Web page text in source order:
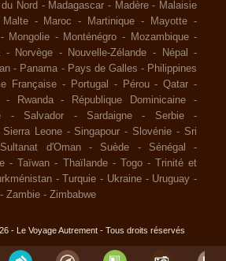
Nord - Madagascar - Madère - Malaisie
Malte - Maroc - Martinique - Mayotte -
- Mongolie - Monténégro - Mozambique -
- Norvège - Nouvelle-Zélande - Népal
-
- Panama - Pays de Galles - Philippines
Française - Portugal - Pérou -Qatar -
- Rwanda - République Dominicaine
-
- Salvador - Sardaigne - Serbie
-
Sierra Leone - Singapour - Slovénie - Sri
Sultanat d'Oman - Suède - Sénégal
-
-Taïwan - Thaïlande - Togo - Trinité et
-Turquie - Ukraine - Uruguay -
- Zambie - Zimbabwe
- Le Voyage Autrement - Tous droits réservés